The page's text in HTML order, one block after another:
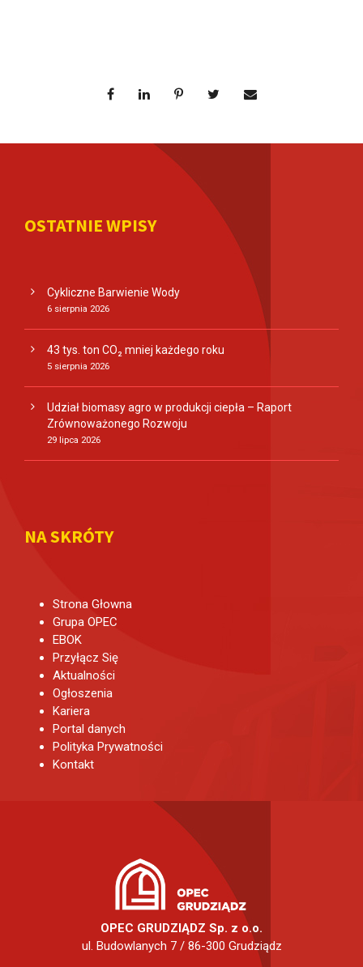
OSTATNIE WPISY
Cykliczne Barwienie Wody
6 sierpnia 2026
43 tys. ton CO₂ mniej każdego roku
5 sierpnia 2026
Udział biomasy agro w produkcji ciepła – Raport
Zrównoważonego Rozwoju
29 lipca 2026
NA SKRÓTY
Strona Głowna
Grupa OPEC
EBOK
Przyłącz Się
Aktualności
Ogłoszenia
Kariera
Portal danych
Polityka Prywatności
Kontakt
OPEC GRUDZIĄDZ Sp. z o.o.
ul. Budowlanych 7 / 86-300 Grudziądz